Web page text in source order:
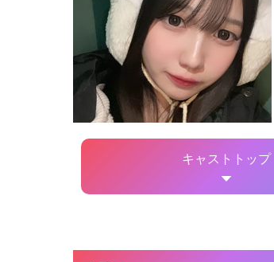
キャストトップ